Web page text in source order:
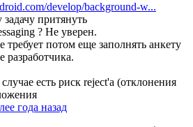
develop/background-w...
притянуть
? Не уверен.
требует потом еще заполнять анкету
разработчика.
есть риск reject'а (отклонения
года назад